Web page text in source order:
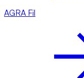
AGRA Fil